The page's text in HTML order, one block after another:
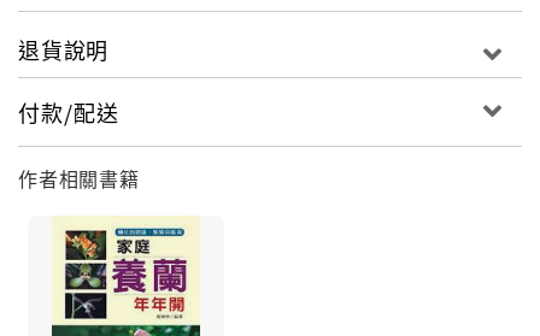
退貨說明
付款/配送
作者相關書籍